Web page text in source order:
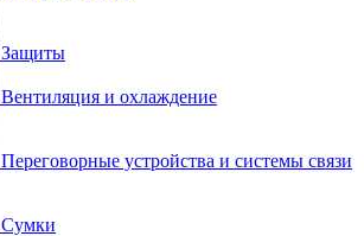
Защиты
Вентиляция и охлаждение
Переговорные устройства и системы связи
Сумки